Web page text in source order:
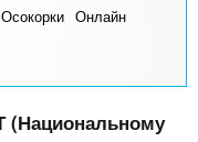
Осокорки Онлайн
(Национальному